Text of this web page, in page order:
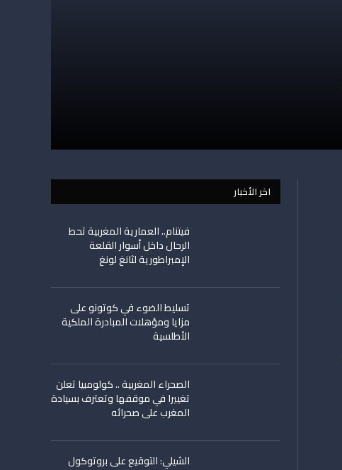
اخر الأخبار
فيتنام.. العمارية المغربية تحط
الرحال داخل أسوار القلعة
الإمبراطورية لثانغ لونغ
تسليط الضوء في كوتونو على
مزايا ومؤهلات المبادرة الملكية
الأطلسية
الصحراء المغربية .. كولومبيا تعلن
تغييرا في موقفها وتعترف بسيادة
المغرب على صحرائه
الشيلي: التوقيع على بروتوكول